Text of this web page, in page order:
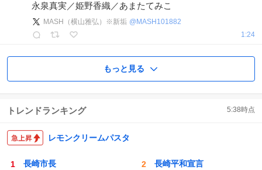
永泉真実／姫野香織／あまたてみこ
MASH（横山雅弘）※新垢 @ MASH101882
1:24
もっと見る
トレンドランキング 5:38時点
レモンクリームパスタ
長崎市長 長崎平和宣言